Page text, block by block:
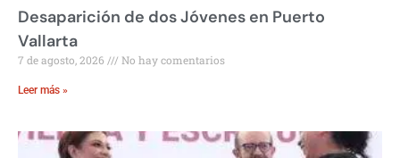
Desaparición de dos Jóvenes en Puerto
Vallarta
7 de agosto, 2026 No hay comentarios
Leer más »